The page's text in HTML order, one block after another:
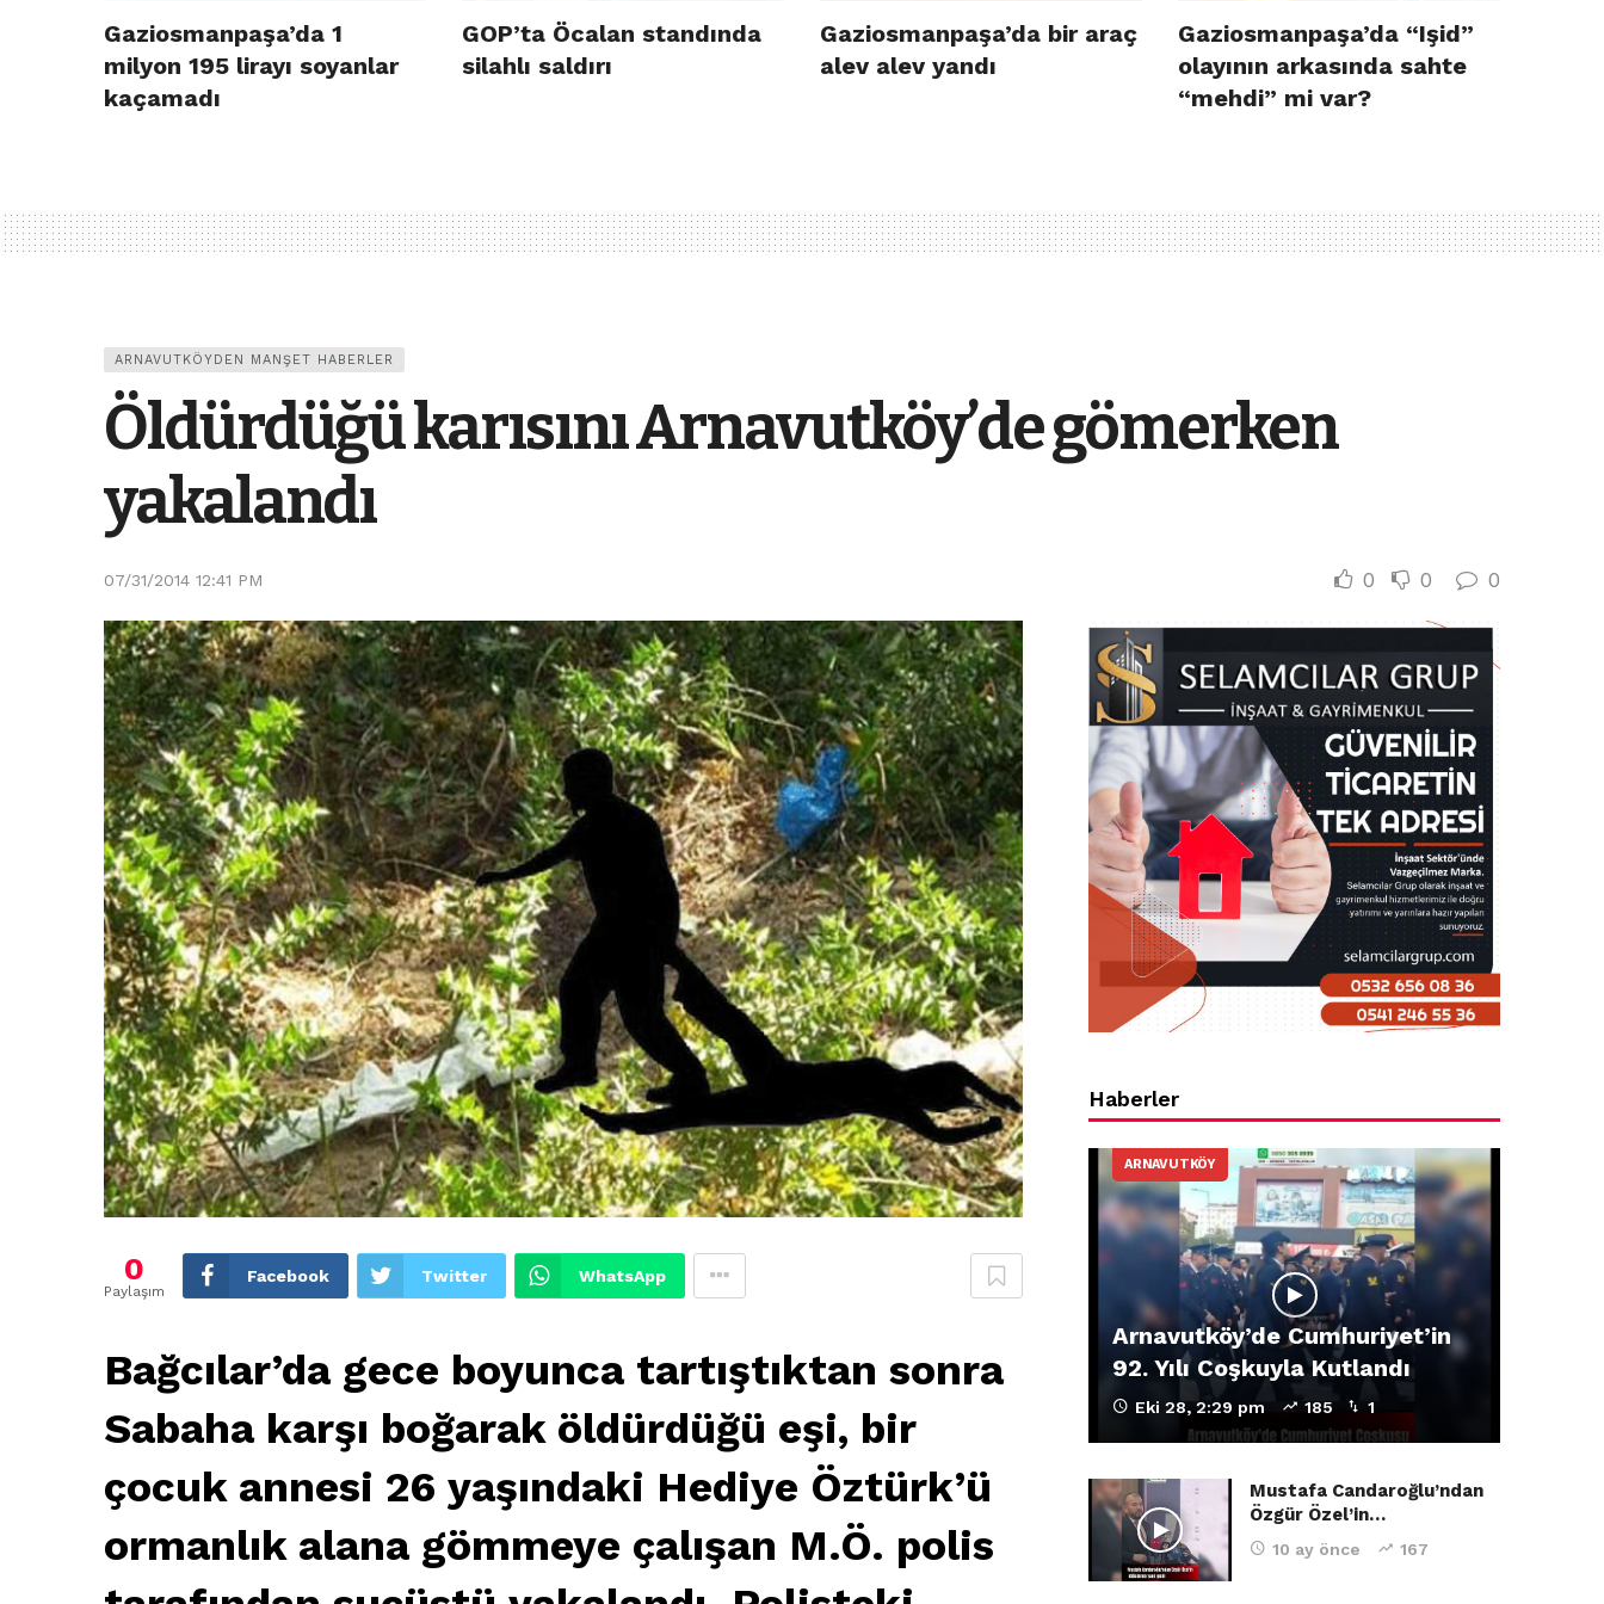
Gaziosmanpaşa’da 1
milyon 195 lirayı soyanlar
kaçamadı
GOP’ta Öcalan standında
silahlı saldırı
Gaziosmanpaşa’da bir araç
alev alev yandı
Gaziosmanpaşa’da “Işid”
olayının arkasında sahte
“mehdi” mi var?
ARNAVUTKÖYDEN MANŞET HABERLER
Öldürdüğü karısını Arnavutköy’de gömerken
yakalandı
07/31/2014 12:41 PM 0 0 0
0
Paylaşım
Facebook Twitter WhatsApp
Bağcılar’da gece boyunca tartıştıktan sonra
Sabaha karşı boğarak öldürdüğü eşi, bir
çocuk annesi 26 yaşındaki Hediye Öztürk’ü
ormanlık alana gömmeye çalışan M.Ö. polis
Haberler
ARNAVUTKÖY
Arnavutköy’de Cumhuriyet’in
92. Yılı Coşkuyla Kutlandı
Eki 28, 2:29 pm 185 1
Mustafa Candaroğlu’ndan
Özgür Özel’in…
10 ay önce 167